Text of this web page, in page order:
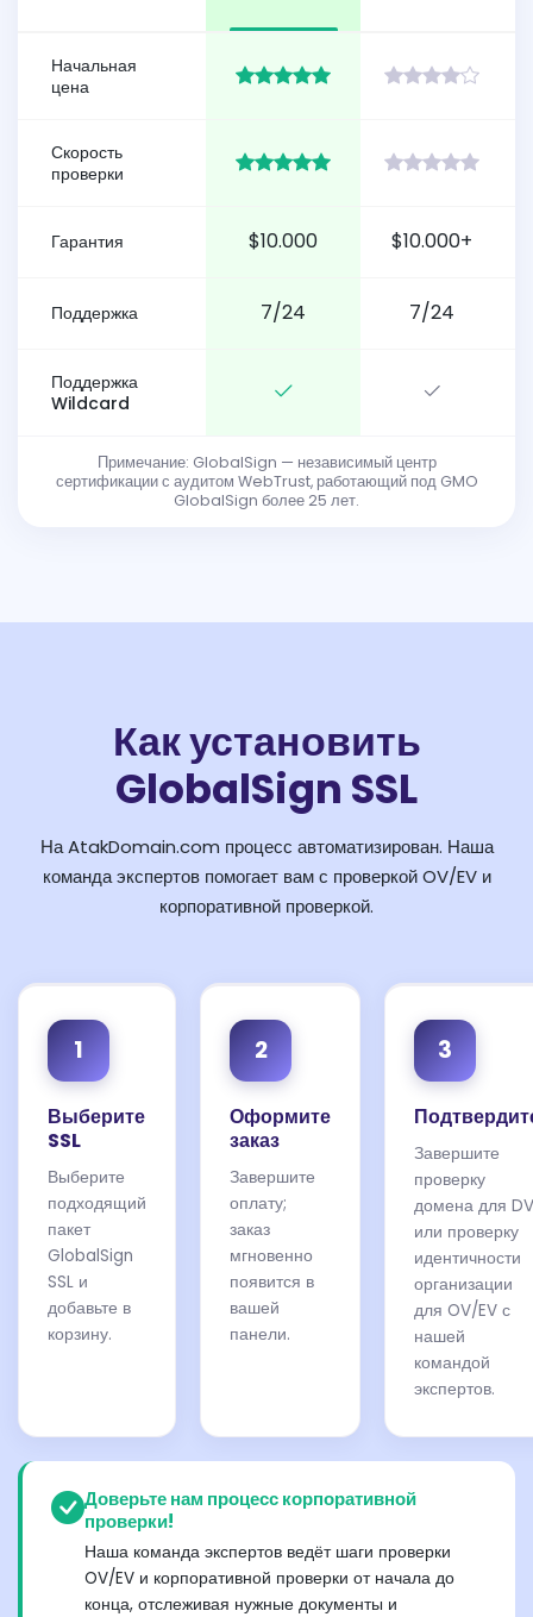
Начальная
цена
Скорость
проверки
Гарантия $10.000 $10.000+
Поддержка 7/24 7/24
Поддержка
Wildcard
Примечание: GlobalSign — независимый центр
сертификации с аудитом WebTrust, работающий под GMO
GlobalSign более 25 лет.
Как установить
GlobalSign SSL
На AtakDomain.com процесс автоматизирован. Наша
команда экспертов помогает вам с проверкой OV/EV и
корпоративной проверкой.
1
Выберите
SSL
Выберите
подходящий
пакет
GlobalSign
SSL и
добавьте в
корзину.
2
Оформите
заказ
Завершите
оплату;
заказ
мгновенно
появится в
вашей
панели.
3
Завершите
проверку
домена для DV
или проверку
идентичности
организации
для OV/EV с
нашей
командой
экспертов.
Доверьте нам процесс корпоративной
проверки!
Наша команда экспертов ведёт шаги проверки
OV/EV и корпоративной проверки от начала до
конца, отслеживая нужные документы и